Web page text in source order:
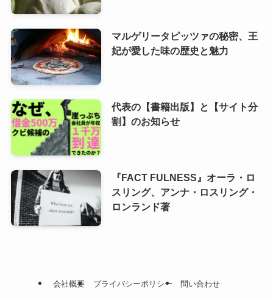
マルゲリータピッツァの秘密、王
妃が愛した味の歴史と魅力
代表の【書籍出版】と【サイト分
割】のお知らせ
『FACT FULNESS』オーラ・ロ
スリング、アンナ・ロスリング・
ロンランド著
会社概要 プライバシーポリシー 問い合わせ